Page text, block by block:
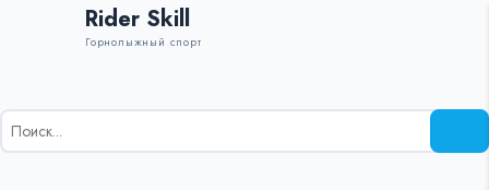
Rider Skill
Горнолыжный спорт
Результаты
поиска